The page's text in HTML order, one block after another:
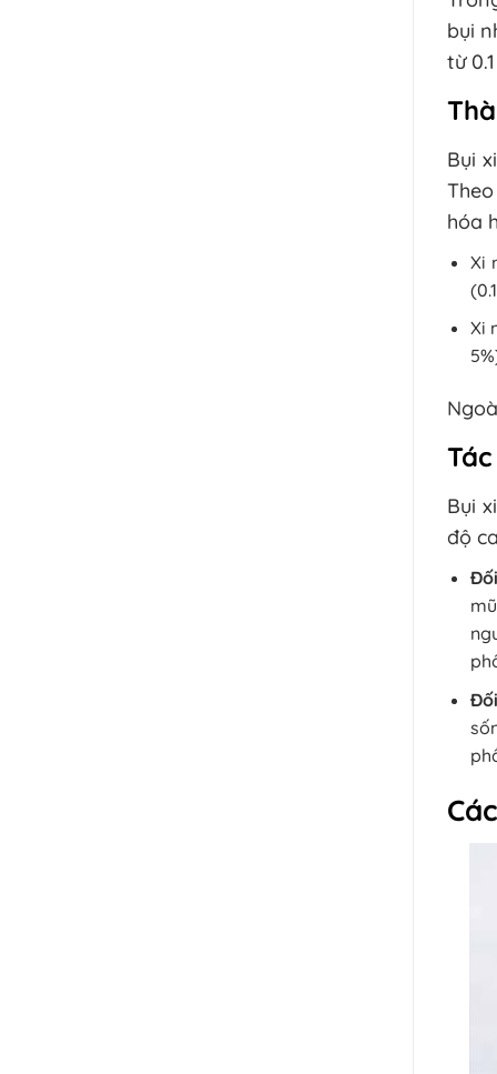
bụi
từ
Bụi
hóa
Xi
Xi
Bụi
độ